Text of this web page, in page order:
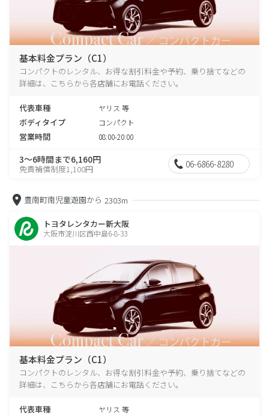
基本料金プラン（C1）
コンパクトのレンタル、お得な割引料金や予約、乗り捨てなどの
詳細は、こちらから各店舗にお電話ください。
代表車種 ヤリス 等
ボディタイプ コンパクト
営業時間 08:00-20:00
3～6時間まで6,160円
免責補償制度1,100円 06-6866-8280
豊南町南児童遊園から 2303m
トヨタレンタカー新大阪
大阪市淀川区西中島6-8-33
基本料金プラン（C1）
コンパクトのレンタル、お得な割引料金や予約、乗り捨てなどの
詳細は、こちらから各店舗にお電話ください。
代表車種 ヤリス 等